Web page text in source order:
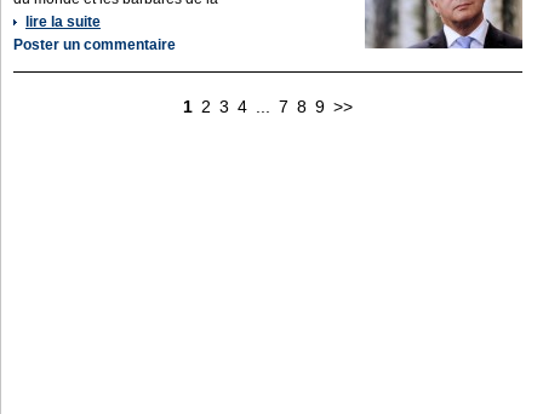
lire la suite
Poster un commentaire
1 2 3 4 7 8 9 >>